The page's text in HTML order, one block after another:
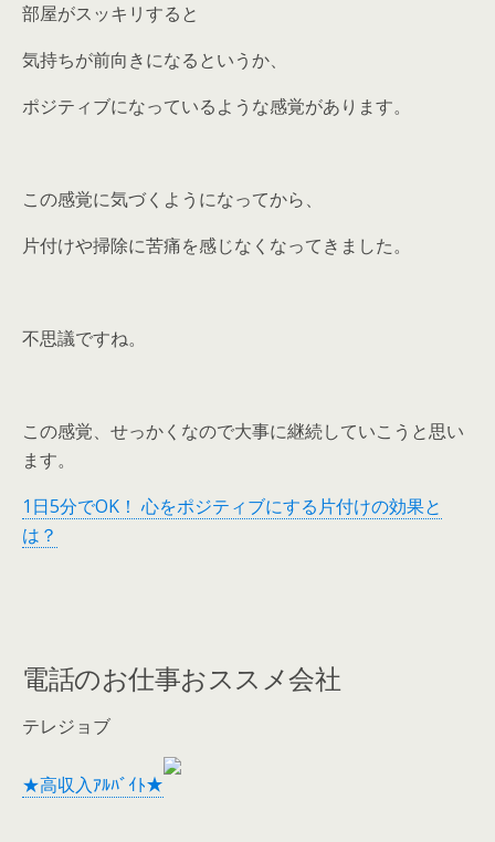
部屋がスッキリすると
気持ちが前向きになるというか、
ポジティブになっているような感覚があります。
この感覚に気づくようになってから、
片付けや掃除に苦痛を感じなくなってきました。
不思議ですね。
この感覚、せっかくなので大事に継続していこうと思い
ます。
1日5分でOK！ 心をポジティブにする片付けの効果と
は？
電話のお仕事おススメ会社
テレジョブ
★高収入ｱﾙﾊﾞｲﾄ★